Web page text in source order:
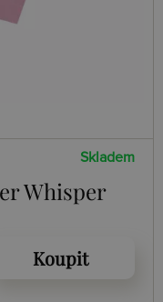
Skladem
Whisper
Koupit